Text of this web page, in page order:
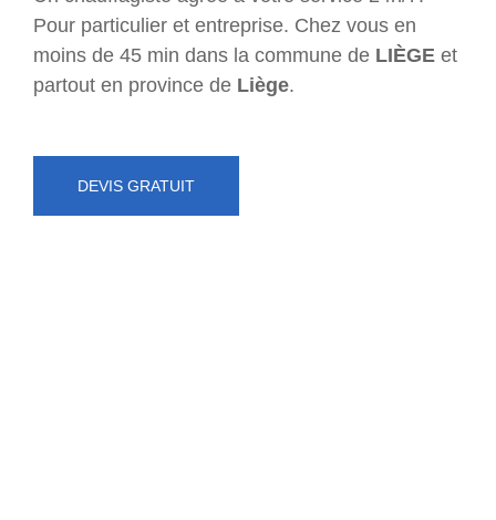
Pour particulier et entreprise. Chez vous en
moins de 45 min dans la commune de LIÈGE et
partout en province de Liège.
DEVIS GRATUIT